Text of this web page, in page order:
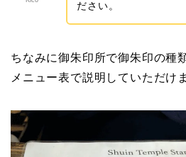
ださい。
ちなみに御朱印所で御朱印の種
メニュー表で説明していただけ